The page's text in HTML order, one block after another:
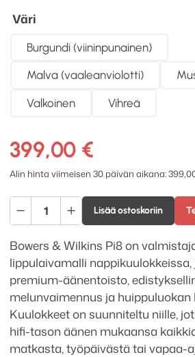
Väri
Burgundi (viininpunainen)
Malva (vaaleanviolotti)
Valkoinen Vihreä
399,00 €
Alin hinta viimeisen 30 päivän aikana:
Bowers
&
Wilkins
Pi8
nappikuulokkeet
määrä
Lisää ostoskoriin
Bowers & Wilkins Pi8 on
lippulaivamalli
premium-äänentoisto,
melunvaimennus ja
Kuulokkeet on suunniteltu niille,
hifi-tason äänen mukaansa
matkasta, työpäivästä tai vapaa-